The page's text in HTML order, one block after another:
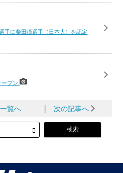
手に柴田瞳選手（日本大）を認定
ープン
一覧へ │ 次の記事へ